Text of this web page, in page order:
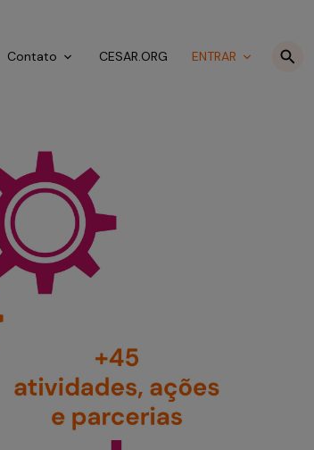
Contato CESAR.ORG ENTRAR